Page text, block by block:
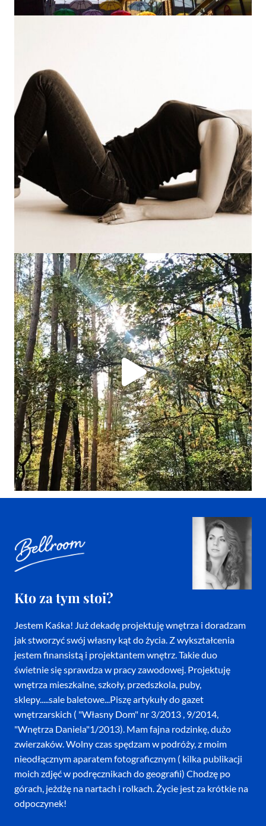
Kto za tym stoi?
Jestem Kaśka! Już dekadę projektuję wnętrza i doradzam
jak stworzyć swój własny kąt do życia. Z wykształcenia
jestem finansistą i projektantem wnętrz. Takie duo
świetnie się sprawdza w pracy zawodowej. Projektuję
wnętrza mieszkalne, szkoły, przedszkola, puby,
sklepy.....sale baletowe...Piszę artykuły do gazet
wnętrzarskich ( "Własny Dom" nr 3/2013 , 9/2014,
"Wnętrza Daniela"1/2013). Mam fajna rodzinkę, dużo
zwierzaków. Wolny czas spędzam w podróży, z moim
nieodłącznym aparatem fotograficznym ( kilka publikacji
moich zdjęć w podręcznikach do geografii) Chodzę po
górach, jeżdżę na nartach i rolkach. Życie jest za krótkie na
odpoczynek!